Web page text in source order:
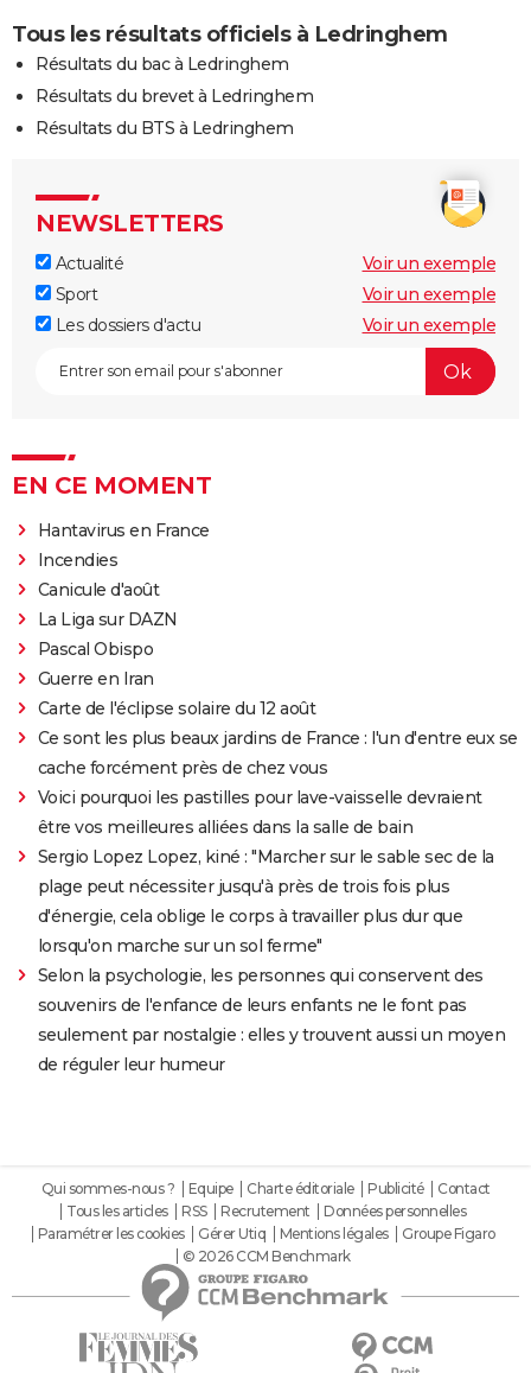
Tous les résultats officiels à Ledringhem
Résultats du bac à Ledringhem
Résultats du brevet à Ledringhem
Résultats du BTS à Ledringhem
NEWSLETTERS
Actualité
Voir un exemple
Sport
Voir un exemple
Les dossiers d'actu
Voir un exemple
EN CE MOMENT
Hantavirus en France
Incendies
Canicule d'août
La Liga sur DAZN
Pascal Obispo
Guerre en Iran
Carte de l'éclipse solaire du 12 août
Ce sont les plus beaux jardins de France : l'un d'entre eux se
cache forcément près de chez vous
Voici pourquoi les pastilles pour lave-vaisselle devraient
être vos meilleures alliées dans la salle de bain
Sergio Lopez Lopez, kiné : "Marcher sur le sable sec de la
plage peut nécessiter jusqu'à près de trois fois plus
d'énergie, cela oblige le corps à travailler plus dur que
lorsqu'on marche sur un sol ferme"
Selon la psychologie, les personnes qui conservent des
souvenirs de l'enfance de leurs enfants ne le font pas
seulement par nostalgie : elles y trouvent aussi un moyen
de réguler leur humeur
Qui sommes-nous ? Equipe Charte éditoriale Publicité
Contact
Tous les articles
RSS Recrutement
Données personnelles
Paramétrer les cookies
Gérer Utiq Mentions légales
Groupe Figaro
© 2026 CCM Benchmark